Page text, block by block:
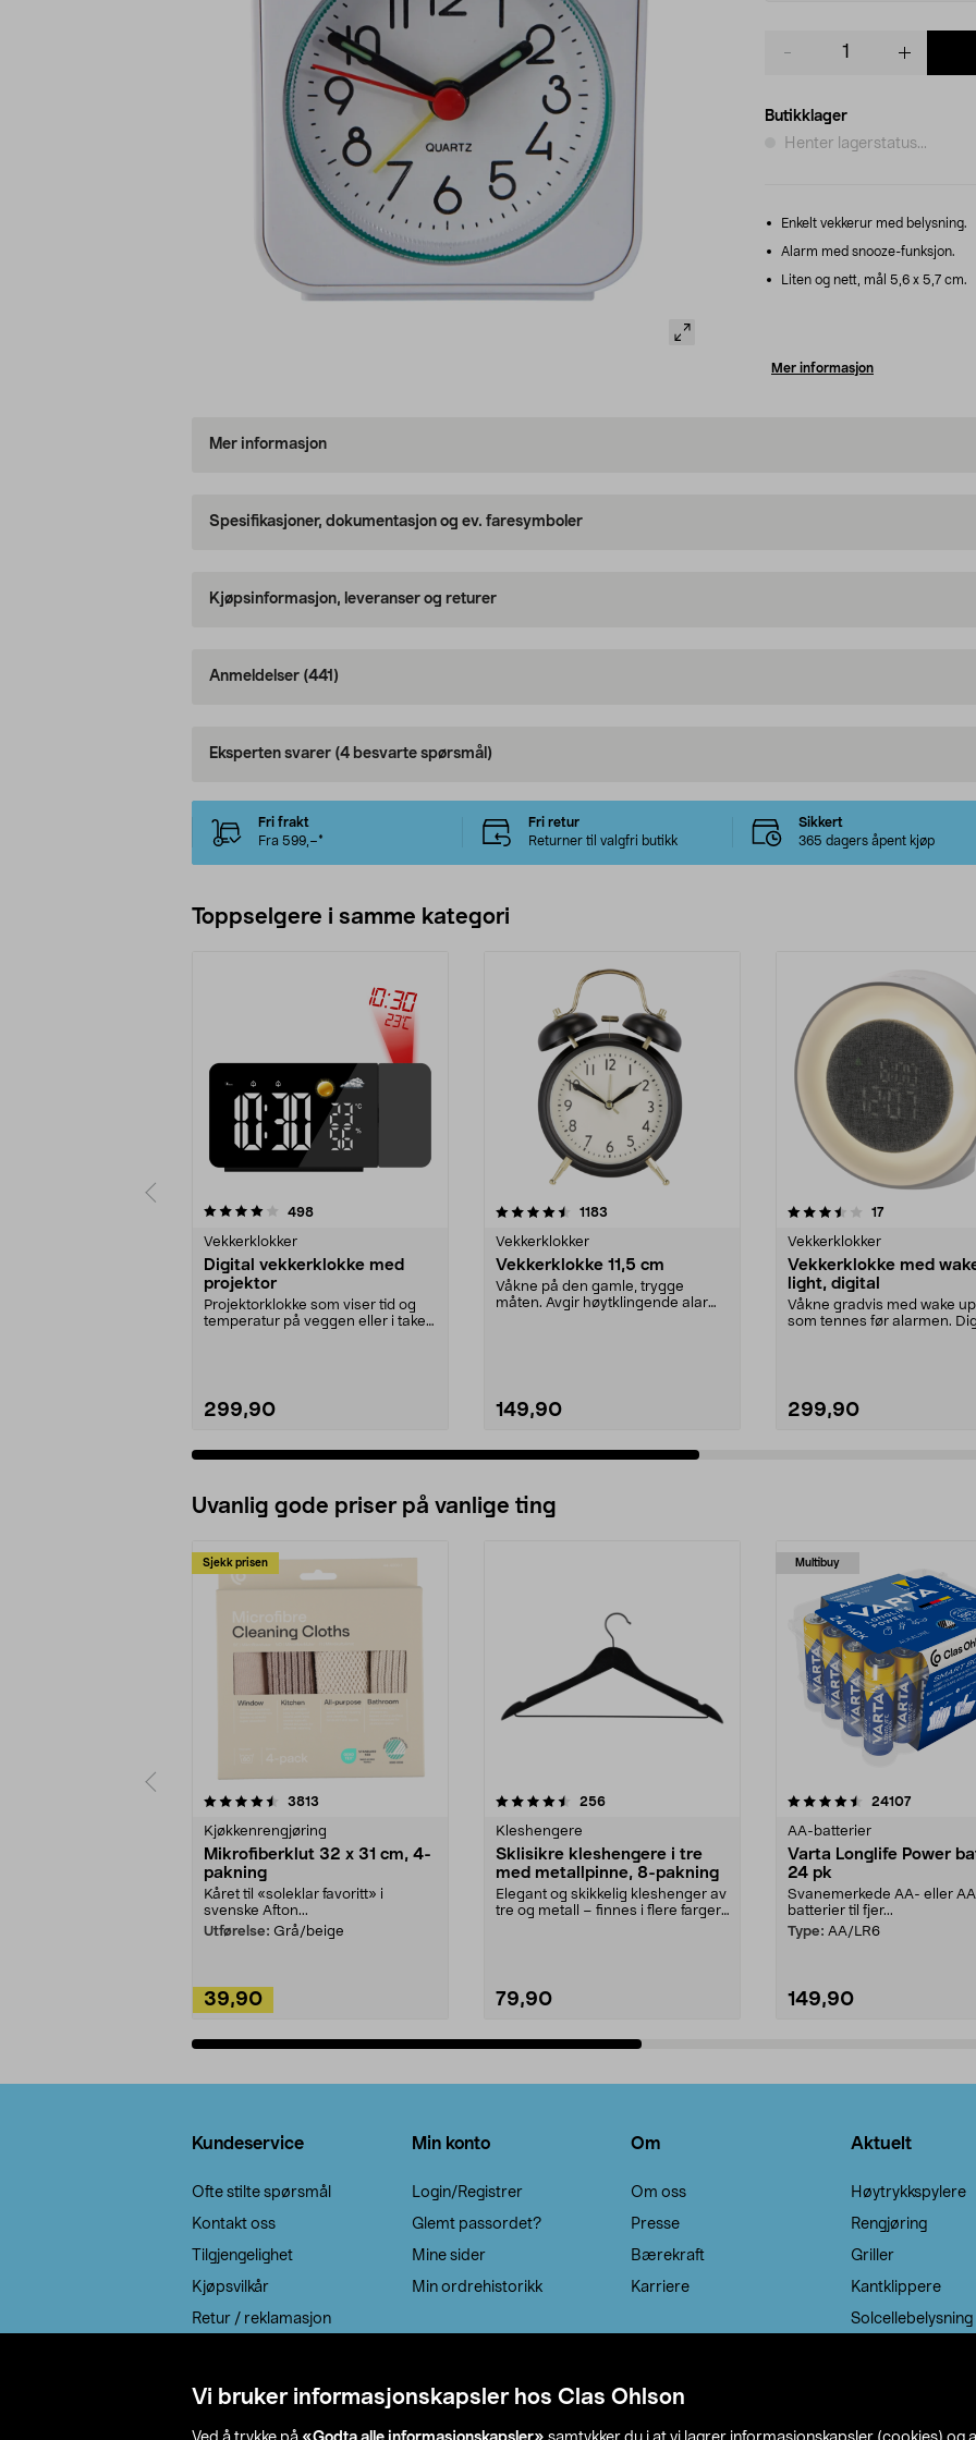
Vi bruker informasjonskapsler hos Clas Ohlson
Butikklager
Henter lagerstatus...
Enkelt vekkerur med belysning.
Alarm med snooze-funksjon.
Liten og nett, mål 5,6 x 5,7 cm.
Mer informasjon
Mer informasjon
Spesifikasjoner, dokumentasjon og ev. faresymboler
Kjøpsinformasjon, leveranser og returer
Anmeldelser (441)
Eksperten svarer (4 besvarte spørsmål)
Fri frakt
Fra 599,–*
Fri retur
Returner til valgfri butikk
Sikkert
365 dagers åpent kjøp
Toppselgere i samme kategori
498anmeldelser
Vekkerklokker
Digital vekkerklokke med
projektor
Projektorklokke som viser tid og
temperatur på veggen eller i taket.
299,90
4.5 av 5 stjerner 1183
Vekkerklokker
Vekkerklokke 11,5 cm
Våkne på den gamle, trygge
måten. Avgir høytklingende alarm
149,90
3.5 av 5 stjerner 17anmeldelser
Vekkerklokker
Vekkerklokke med
light, digital
Våkne gradvis med wake
som tennes før alarmen.
299,90
3.5 av 5 stjerner
Uvanlig gode priser på vanlige ting
Sjekk prisen
3813
Kjøkkenrengjøring
Mikrofiberklut 32 x 31 cm, 4-
pakning
Kåret til «soleklar favoritt» i
svenske Afton...
Utførelse: Grå/beige
39,90
4.5av 5 stjerner 256anmeldelser
Kleshengere
Sklisikre kleshengere i tre
med metallpinne, 8-pakning
Elegant og skikkelig kleshenger av
tre og metall – finnes i flere farger.
79,90
Multibuy
4.5av 5 stjerner 24107
AA-batterier
Varta Longlife Power
24 pk
Svanemerkede AA- eller
batterier til fjer...
Type: AA/LR6
149,90
4.5av 5 stjerner
Kundeservice
Ofte stilte spørsmål
Kontakt oss
Tilgjengelighet
Kjøpsvilkår
Retur / reklamasjon
Min konto
Login/Registrer
Glemt passordet?
Mine sider
Min ordrehistorikk
Om
Om oss
Presse
Bærekraft
Karriere
Aktuelt
Høytrykkspylere
Rengjøring
Griller
Kantklippere
Solcellebelysning